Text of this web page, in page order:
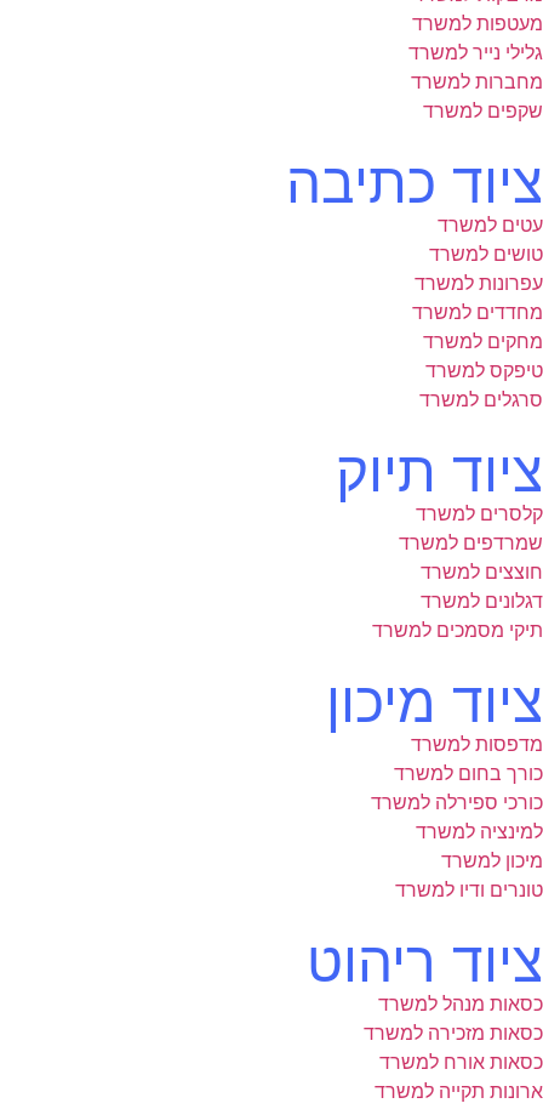
מעטפות למשרד
גלילי נייר למשרד
מחברות למשרד
שקפים למשרד
ציוד כתיבה
עטים למשרד
טושים למשרד
עפרונות למשרד
מחדדים למשרד
מחקים למשרד
טיפקס למשרד
סרגלים למשרד
ציוד תיוק
קלסרים למשרד
שמרדפים למשרד
חוצצים למשרד
דגלונים למשרד
תיקי מסמכים למשרד
ציוד מיכון
מדפסות למשרד
כורך בחום למשרד
כורכי ספירלה למשרד
למינציה למשרד
מיכון למשרד
טונרים ודיו למשרד
ציוד ריהוט
כסאות מנהל למשרד
כסאות מזכירה למשרד
כסאות אורח למשרד
ארונות תקייה למשרד